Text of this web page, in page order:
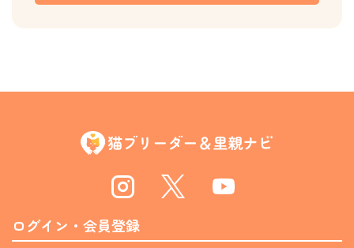
Instagram Twitter Youtube
ログイン・会員登録